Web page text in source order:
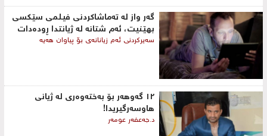
گه‌ر واز له‌ ته‌ماشاكردنی فیلمی ‌سێكسی
بهێنیت، ئه‌م شتانه‌ له‌ ژیانتدا ڕوده‌دات
سه‌یركردنی ئه‌م زیانانه‌ی‌ بۆ پیاوان هه‌یه‌
١٢ گەوهەر بۆ بەختەوەری لە ژیانی
هاوسەرگیریدا!
د.جەعفەر عومەر